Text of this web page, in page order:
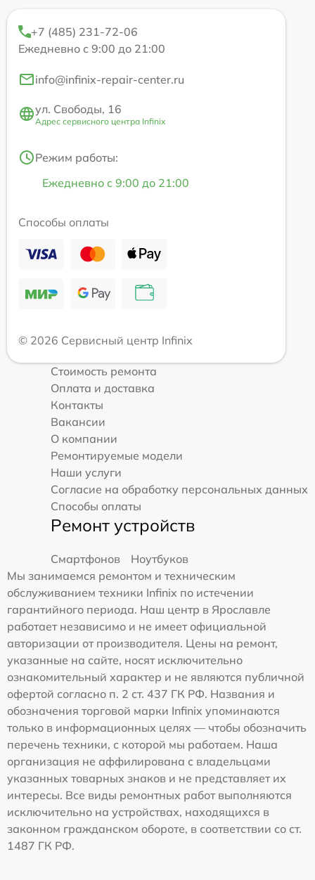
+7 (485) 231-72-06
Ежедневно с 9:00 до 21:00
info@infinix-repair-center.ru
ул. Свободы, 16
Адрес сервисного центра Infinix
Режим работы:
Ежедневно с 9:00 до 21:00
Способы оплаты
© 2026 Сервисный центр Infinix
Стоимость ремонта
Оплата и доставка
Контакты
Вакансии
О компании
Ремонтируемые модели
Наши услуги
Согласие на обработку персональных данных
Способы оплаты
Ремонт устройств
Смартфонов
Ноутбуков
Мы занимаемся ремонтом и техническим
обслуживанием техники Infinix по истечении
гарантийного периода. Наш центр в Ярославле
работает независимо и не имеет официальной
авторизации от производителя. Цены на ремонт,
указанные на сайте, носят исключительно
ознакомительный характер и не являются публичной
офертой согласно п. 2 ст. 437 ГК РФ. Названия и
обозначения торговой марки Infinix упоминаются
только в информационных целях — чтобы обозначить
перечень техники, с которой мы работаем. Наша
организация не аффилирована с владельцами
указанных товарных знаков и не представляет их
интересы. Все виды ремонтных работ выполняются
исключительно на устройствах, находящихся в
законном гражданском обороте, в соответствии со ст.
1487 ГК РФ.